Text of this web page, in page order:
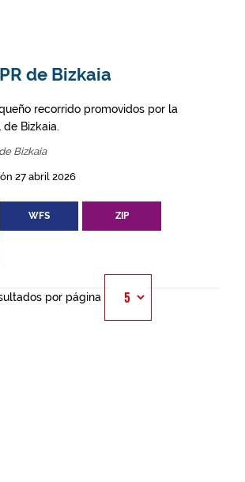
de Bizkaia
recorrido promovidos por la
de Bizkaia.
Bizkaia
27 abril 2026
WFS ZIP
por página